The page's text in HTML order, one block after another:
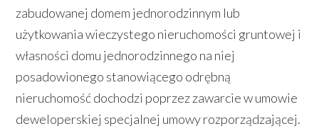
zabudowanej domem jednorodzinnym lub
użytkowania wieczystego nieruchomości gruntowej i
własności domu jednorodzinnego na niej
posadowionego stanowiącego odrębną
nieruchomość dochodzi poprzez zawarcie w umowie
deweloperskiej specjalnej umowy rozporządzającej.